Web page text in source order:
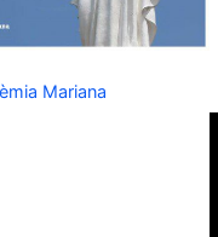
Mariana